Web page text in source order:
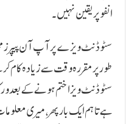
انفو پر یقین نہیں۔
سٹوڈنٹ ویزے پر آپ آن پیپرز
طور پر مقررہ وقت سے زیادہ کام
سٹوڈنٹ ویزا ختم ہونے کے بعد
ہے تاہم ایک بار پھر، میری